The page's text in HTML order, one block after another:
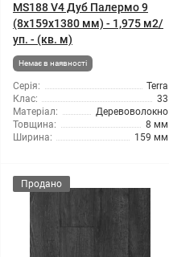
MS188 V4 Дуб Палермо 9
(8x159x1380 мм) - 1,975 м2/
уп. - (кв. м)
Немає в наявності
Серія:
Terra
Клас:
33
Матеріал:
Деревоволокно
Товщина:
8 мм
Ширина:
159 мм
Продано